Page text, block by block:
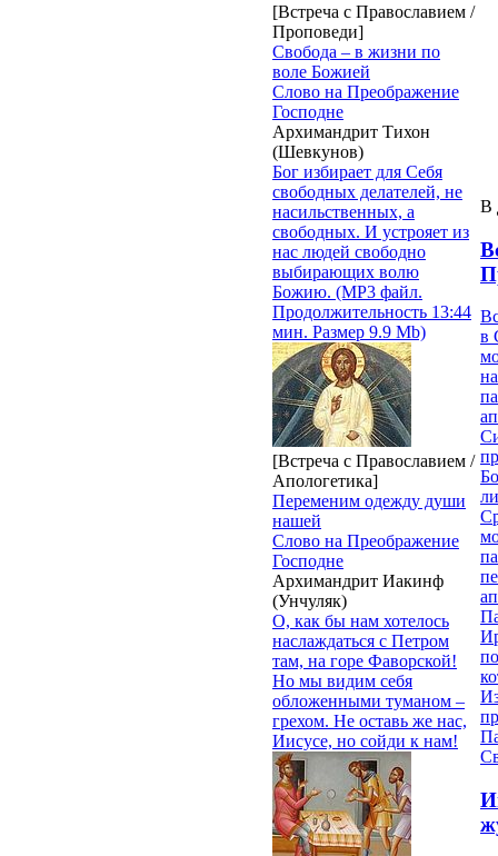
[Встреча с Православием /
Проповеди]
Свобода – в жизни по
воле Божией
Слово на Преображение
Господне
Архимандрит Тихон
(Шевкунов)
Бог избирает для Себя
свободных делателей, не
насильственных, а
свободных. И устрояет из
нас людей свободно
выбирающих волю
Божию. (MP3 файл.
Продолжительность 13:44
мин. Размер 9.9 Mb)
[Встреча с Православием /
Апологетика]
Переменим одежду души
нашей
Слово на Преображение
Господне
Архимандрит Иакинф
(Унчуляк)
О, как бы нам хотелось
наслаждаться с Петром
там, на горе Фаворской!
Но мы видим себя
обложенными туманом –
грехом. Не оставь же нас,
Иисусе, но сойди к нам!
В
в